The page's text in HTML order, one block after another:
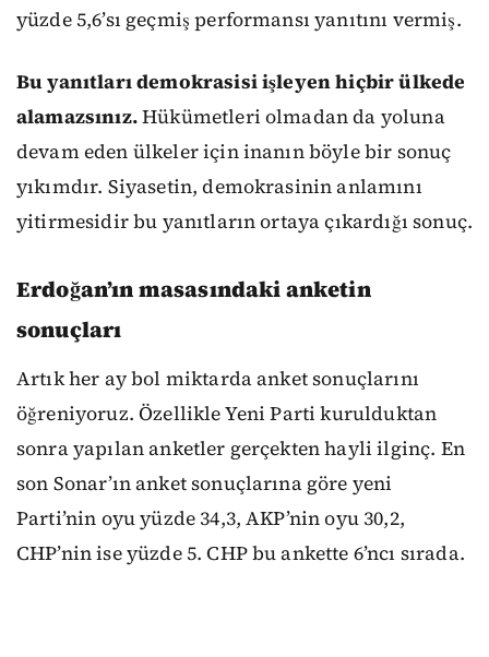
yüzde 5,6’sı geçmiş performansı yanıtını vermiş.
Bu yanıtları demokrasisi işleyen hiçbir ülkede
alamazsınız.Hükümetleri olmadan da yoluna
devam eden ülkeler için inanın böyle bir sonuç
yıkımdır. Siyasetin, demokrasinin anlamını
yitirmesidir bu yanıtların ortaya çıkardığı sonuç.
Erdoğan’ın masasındaki anketin
sonuçları
Artık her ay bol miktarda anket sonuçlarını
öğreniyoruz. Özellikle Yeni Parti kurulduktan
sonra yapılan anketler gerçekten hayli ilginç. En
son Sonar’ın anket sonuçlarına göre yeni
Parti’nin oyu yüzde 34,3, AKP’nin oyu 30,2,
CHP’nin ise yüzde 5. CHP bu ankette 6’ncı sırada.